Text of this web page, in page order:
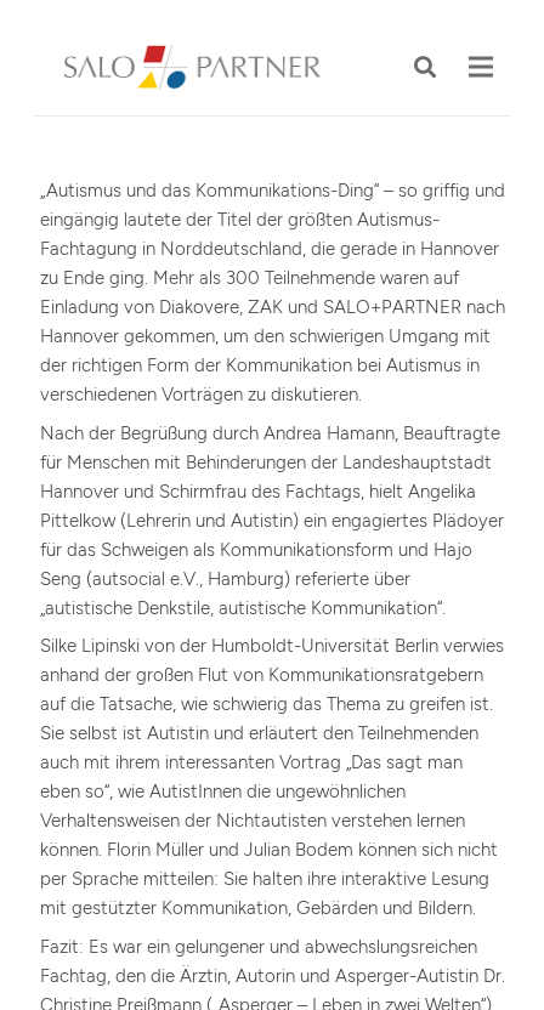
„Autismus und das Kommunikations-Ding“ – so griffig und
eingängig lautete der Titel der größten Autismus-
Fachtagung in Norddeutschland, die gerade in Hannover
zu Ende ging. Mehr als 300 Teilnehmende waren auf
Einladung von Diakovere, ZAK und SALO+PARTNER nach
Hannover gekommen, um den schwierigen Umgang mit
der richtigen Form der Kommunikation bei Autismus in
verschiedenen Vorträgen zu diskutieren.
Nach der Begrüßung durch Andrea Hamann, Beauftragte
für Menschen mit Behinderungen der Landeshauptstadt
Hannover und Schirmfrau des Fachtags, hielt Angelika
Pittelkow (Lehrerin und Autistin) ein engagiertes Plädoyer
für das Schweigen als Kommunikationsform und Hajo
Seng (autsocial e.V., Hamburg) referierte über
„autistische Denkstile, autistische Kommunikation“.
Silke Lipinski von der Humboldt-Universität Berlin verwies
anhand der großen Flut von Kommunikationsratgebern
auf die Tatsache, wie schwierig das Thema zu greifen ist.
Sie selbst ist Autistin und erläutert den Teilnehmenden
auch mit ihrem interessanten Vortrag „Das sagt man
eben so“, wie AutistInnen die ungewöhnlichen
Verhaltensweisen der Nichtautisten verstehen lernen
können. Florin Müller und Julian Bodem können sich nicht
per Sprache mitteilen: Sie halten ihre interaktive Lesung
mit gestützter Kommunikation, Gebärden und Bildern.
Fazit: Es war ein gelungener und abwechslungsreichen
Fachtag, den die Ärztin, Autorin und Asperger-Autistin Dr.
Christine Preißmann („Asperger – Leben in zwei Welten“)